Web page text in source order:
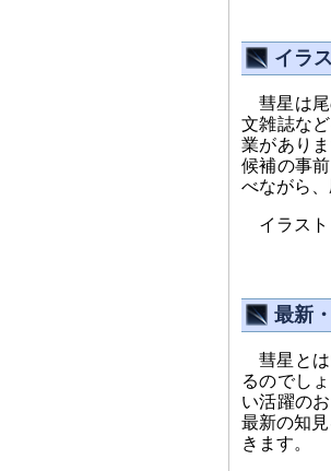
イラ
彗星は
文雑誌な
業があり
候補の事
べながら
イラス
最新
彗星と
るのでし
い活躍の
最新の知
きます。